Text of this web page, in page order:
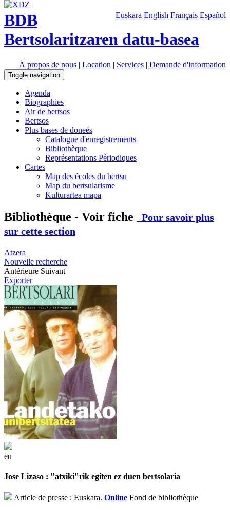
Euskara English Français Español
BDB
Bertsolaritzaren datu-basea
À propos de nous | Location | Services | Demande d'information
Toggle navigation
Agenda
Biographies
Air de bertsos
Bertsos
Plus bases de doneés
Catalogue d'enregistrements
Bibliothèque
Représentations Périodiques
Cartes
Map des écoles du bertsu
Map du bertsularisme
Kulturartea mapa
Bibliothèque - Voir fiche
Pour savoir plus
sur cette section
Atzera
Nouvelle recherche
Antérieure Suivant
Exporter
eu
Jose Lizaso : "atxiki"rik egiten ez duen bertsolaria
Article de presse : Euskara. Online Fond de bibliothèque